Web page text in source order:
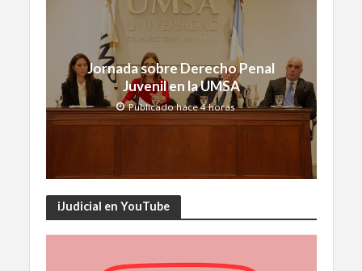
Jornada sobre Derecho Penal
Juvenil en la UMSA
Publicado hace 4 horas
iJudicial en YouTube